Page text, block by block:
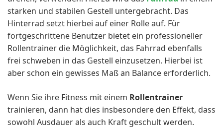
starken und stabilen Gestell untergebracht. Das
Hinterrad setzt hierbei auf einer Rolle auf. Für
fortgeschrittene Benutzer bietet ein professioneller
Rollentrainer die Möglichkeit, das Fahrrad ebenfalls
frei schweben in das Gestell einzusetzen. Hierbei ist
aber schon ein gewisses Maß an Balance erforderlich.
Wenn Sie ihre Fitness mit einem Rollentrainer
trainieren, dann hat dies insbesondere den Effekt, dass
sowohl Ausdauer als auch Kraft geschult werden.